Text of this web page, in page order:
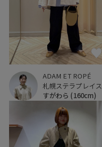
ADAM ET ROPÉ
札幌ステラプレイス
すがわら (160cm)